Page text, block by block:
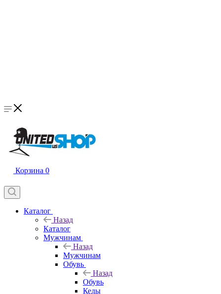
Корзина 0
Каталог
Назад
Каталог
Мужчинам
Назад
Мужчинам
Обувь
Назад
Обувь
Кеды